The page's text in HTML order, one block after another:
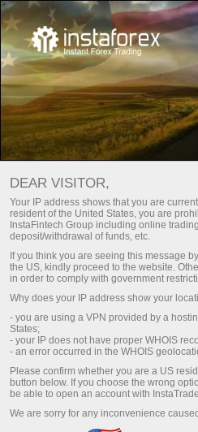
Para Operadores
Análisis
Le presentamos la
actualizada
reseñas de
mercados de divisas e
DEAR VISITOR,
Your IP address shows that you are
resident of the United States, you are
InstaFintech Group including online
deposit/withdrawal of funds, etc.
If you think you are seeing this message
the US, kindly proceed to the website.
in order to comply with government
Why does your IP address show your
- you are using a VPN provided by a
States;
- your IP does not have proper WHOIS
- an error occurred in the WHOIS
Please confirm whether you are a US
button below. If you choose the wrong
be able to open an account with
We are sorry for any inconvenience